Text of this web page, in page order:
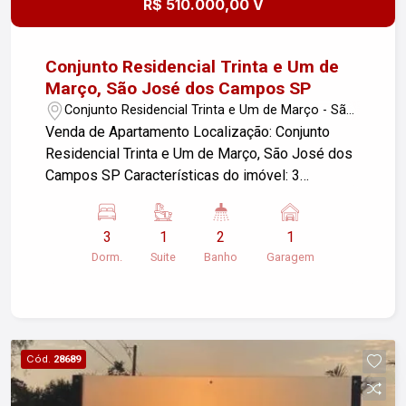
R$ 510.000,00 V
Conjunto Residencial Trinta e Um de
Março, São José dos Campos SP
Conjunto Residencial Trinta e Um de Março - São
José dos Campos/SP
Venda de Apartamento Localização: Conjunto
Residencial Trinta e Um de Março, São José dos
Campos SP Características do imóvel: 3
Área útil: 67,00 m² Este apartamento oferece um
espaço confortável e bem distribuído, ideal para
famílias. A localização em São José dos Campos
3
Dorm.
1
Suite
2
Banho
1
Garagem
Cód. 28689